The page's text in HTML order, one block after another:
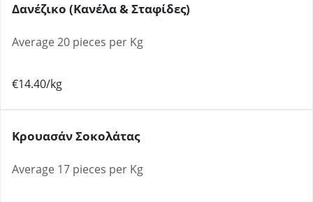
Δανέζικο (κανέλα & Σταφίδες)
Average 20 pieces per Kg
€14.40/kg
Κρουασάν Σοκολάτας
Average 17 pieces per Kg